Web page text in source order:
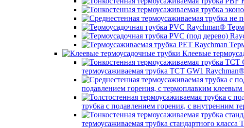
Клеевые
термоусаживаемая трубка TCT GW1
подавлением горения, с термоплавким
трубка c подавлением горения, с внутренним
термоусаживаемая трубка стандартного